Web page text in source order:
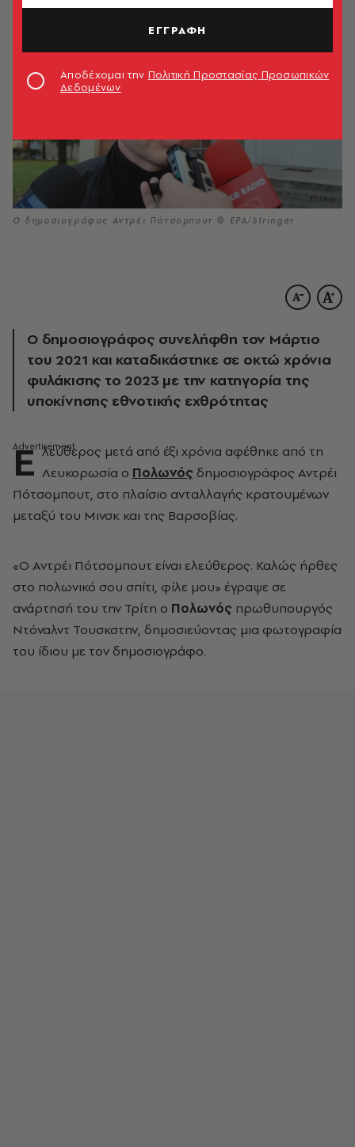
Ο δημοσιογράφος Αντρέι Πότσομπουτ © ΕΡΑ/Stringer
Ο δημοσιογράφος συνελήφθη τον Μάρτιο
του 2021 και καταδικάστηκε σε οκτώ χρόνια
φυλάκισης το 2023 με την κατηγορία της
υποκίνησης εθνοτικής εχθρότητας
Ε λεύθερος μετά από έξι χρόνια αφέθηκε από τη
Λευκορωσία ο Πολωνός δημοσιογράφος Αντρέι
Πότσομπουτ, στο πλαίσιο ανταλλαγής κρατουμένων
μεταξύ του Μινσκ και της Βαρσοβίας.
«Ο Αντρέι Πότσομπουτ είναι ελεύθερος. Καλώς ήρθες
στο πολωνικό σου σπίτι, φίλε μου» έγραψε σε
ανάρτησή του την Τρίτη ο Πολωνός πρωθυπουργός
Ντόναλντ Τουσκστην, δημοσιεύοντας μια φωτογραφία
του ίδιου με τον δημοσιογράφο.
ΕΓΓΡΑΦΗ
Αποδέχομαι την Πολιτική Προστασίας Προσωπικών
Δεδομένων